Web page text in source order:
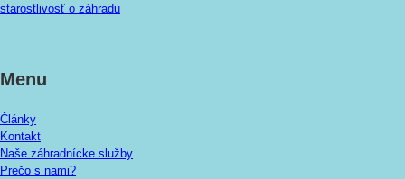
starostlivosť o záhradu
Menu
Články
Kontakt
Naše záhradnícke služby
Prečo s nami?